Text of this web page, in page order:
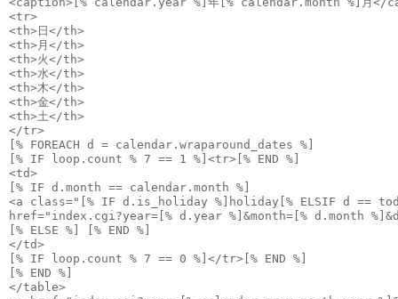
<tr>
<th>日</th>
<th>月</th>
<th>火</th>
<th>水</th>
<th>木</th>
<th>金</th>
<th>土</th>
</tr>
[% FOREACH d = calendar.wraparound_dates %]
[% IF loop.count % 7 == 1 %]<tr>[% END %]
<td>
[% IF d.month == calendar.month %]
<a class="[% IF d.is_holiday %]holiday[% ELSIF d ==
href="index.cgi?year=[% d.year %]&month=[% d.month
[% ELSE %] [% END %]
</td>
[% IF loop.count % 7 == 0 %]</tr>[% END %]
[% END %]
</table>